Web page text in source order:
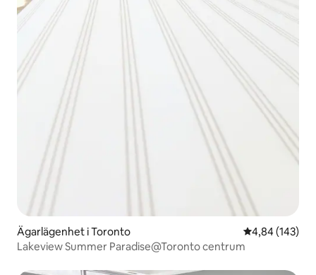
Ägarlägenhet i Toronto 4,84 av 5 i
4,84 (143)
Lakeview Summer Paradise@Toronto centrum